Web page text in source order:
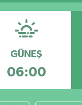
GÜNEŞ
06:00